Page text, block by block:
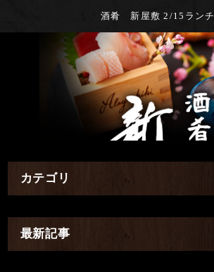
酒肴 新屋敷 2/15ランチ
カテゴリ
最新記事